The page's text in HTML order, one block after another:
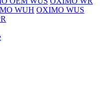
WUH OXIMO WUS